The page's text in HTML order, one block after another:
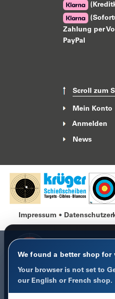
Zahlung per
PayPal
Scroll zum
Mein Konto
Anmelden
News
Impressum
We found a better shop for
Your browser is not set to
our English or French shop.
COOKIE-HINWEIS
Datenschutz im Fokus